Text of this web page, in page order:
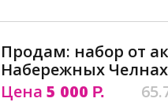
Продам: набор от
Набережных Челнах
Цена 5 000 Р.